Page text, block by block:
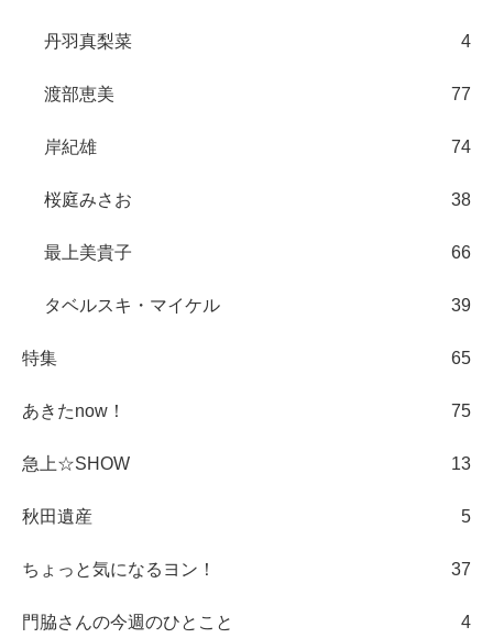
丹羽真梨菜 4
渡部恵美 77
岸紀雄 74
桜庭みさお 38
最上美貴子 66
タベルスキ・マイケル 39
特集 65
あきたnow！ 75
急上☆SHOW 13
秋田遺産 5
ちょっと気になるヨン！ 37
門脇さんの今週のひとこと 4